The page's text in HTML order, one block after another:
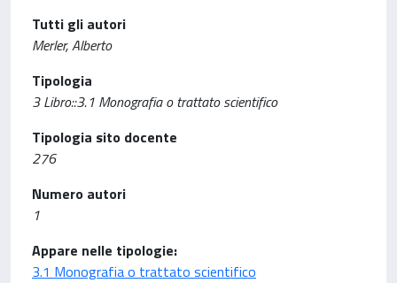
Tutti gli autori
Merler, Alberto
Tipologia
3 Libro::3.1 Monografia o trattato scientifico
Tipologia sito docente
276
Numero autori
1
Appare nelle tipologie:
3.1 Monografia o trattato scientifico